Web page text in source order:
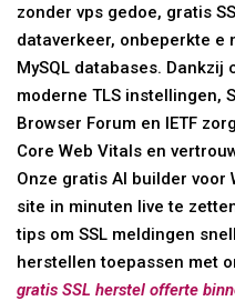
zonder vps gedoe, gratis
dataverkeer, onbeperkte e
MySQL databases.
moderne TLS instellingen,
Browser Forum en IETF
Core Web Vitals en
Onze gratis AI builder voor
site in minuten live te
tips om SSL meldingen
herstellen toepassen met
gratis SSL herstel offerte